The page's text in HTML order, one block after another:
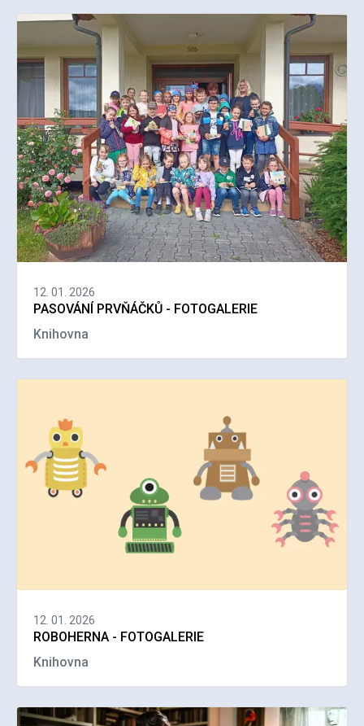
12. 01. 2026
PASOVÁNÍ PRVŇÁČKŮ - FOTOGALERIE
Knihovna
12. 01. 2026
ROBOHERNA - FOTOGALERIE
Knihovna